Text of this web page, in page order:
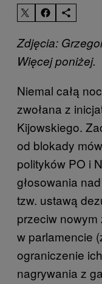
Zdjęcia:
Więcej poniżej.
Niemal całą
zwołana z
Kijowskiego.
od blokady
polityków PO i
głosowania
tzw. ustawą
przeciw
w parlamencie
ograniczenie
nagrywania z